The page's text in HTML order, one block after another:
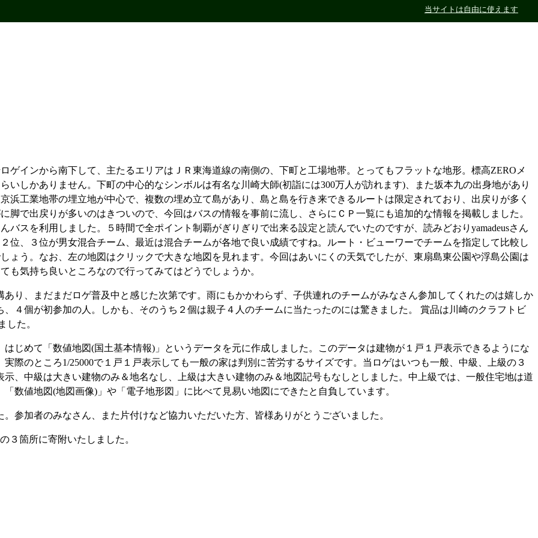
当サイトは自由に使えます
ゲインから南下して、主たるエリアはＪＲ東海道線の南側の、下町と工場地帯。とってもフラットな地形。標高ZEROメ
いしかありません。下町の中心的なシンボルは有名な川崎大師(初詣には300万人が訪れます)、また坂本九の出身地があり
浜工業地帯の埋立地が中心で、複数の埋め立て島があり、島と島を行き来できるルートは限定されており、出戻りが多く
脚で出戻りが多いのはきついので、今回はバスの情報を事前に流し、さらにＣＰ一覧にも追加的な情報を掲載しました。
バスを利用しました。５時間で全ポイント制覇がぎりぎりで出来る設定と読んでいたのですが、読みどおりyamadeusさん
位、３位が男女混合チーム、最近は混合チームが各地で良い成績ですね。ルート・ビューワーでチームを指定して比較し
ょう。なお、左の地図はクリックで大きな地図を見れます。今回はあいにくの天気でしたが、東扇島東公園や浮島公園は
も気持ち良いところなので行ってみてはどうでしょうか。
り、まだまだロゲ普及中と感じた次第です。雨にもかかわらず、子供連れのチームがみなさん参加してくれたのは嬉しか
４個が初参加の人。しかも、そのうち２個は親子４人のチームに当たったのには驚きました。 賞品は川崎のクラフトビ
した。
じめて「数値地図(国土基本情報)」というデータを元に作成しました。このデータは建物が１戸１戸表示できるようにな
際のところ1/25000で１戸１戸表示しても一般の家は判別に苦労するサイズです。当ロゲはいつも一般、中級、上級の３
、中級は大きい建物のみ＆地名なし、上級は大きい建物のみ＆地図記号もなしとしました。中上級では、一般住宅地は道
数値地図(地図画像)」や「電子地形図」に比べて見易い地図にできたと自負しています。
参加者のみなさん、また片付けなど協力いただいた方、皆様ありがとうございました。
３箇所に寄附いたしました。